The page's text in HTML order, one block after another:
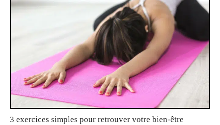
3 exercices simples pour retrouver votre bien-être